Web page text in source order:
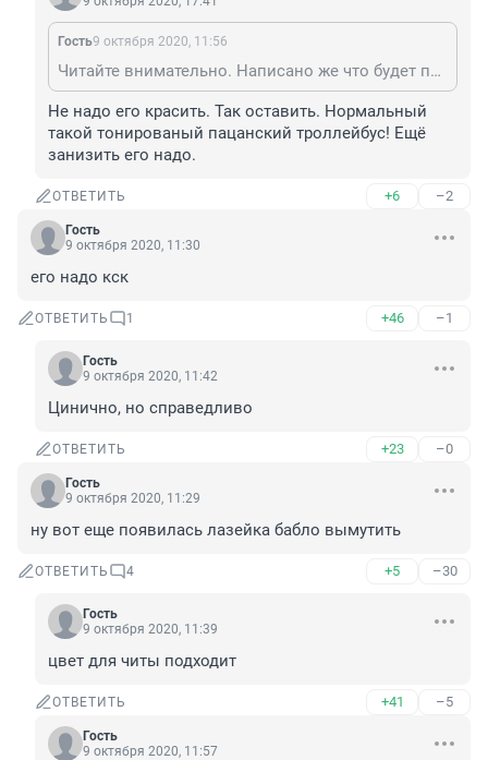
Гость9 октября 2020, 11:56
Читайте внимательно. Написано же что будет покраска.
Не надо его красить. Так оставить. Нормальный
такой тонированый пацанский троллейбус! Ещё
занизить его надо.
ОТВЕТИТЬ +6 –2
Гость
9 октября 2020, 11:30
его надо кск
ОТВЕТИТЬ 1 +46 –1
Гость
9 октября 2020, 11:42
Цинично, но справедливо
ОТВЕТИТЬ +23 –0
Гость
9 октября 2020, 11:29
ну вот еще появилась лазейка бабло вымутить
ОТВЕТИТЬ 4 +5 –30
Гость
9 октября 2020, 11:39
цвет для читы подходит
ОТВЕТИТЬ +41 –5
Гость
9 октября 2020, 11:57